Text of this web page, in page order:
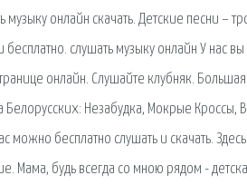
онлайн скачать. Детские песни –
бесплатно. слушать музыку онлайн У нас
онлайн. Слушайте клубняк.
Незабудка, Мокрые Кроссы,
можно бесплатно слушать и скачать.
Мама, будь всегда со мною рядом -